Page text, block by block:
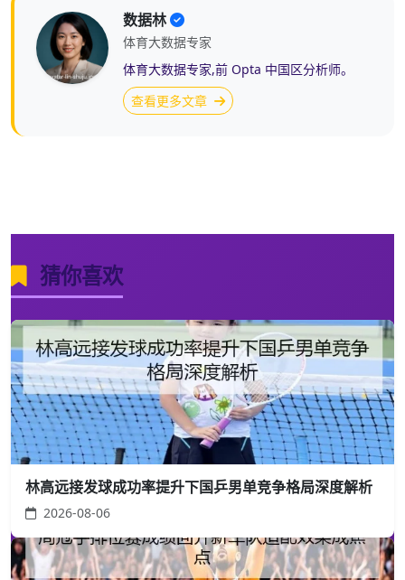
数据林
体育大数据专家
体育大数据专家,前 Opta 中国区分析师。
查看更多文章
猜你喜欢
林高远接发球成功率提升下国乒男单竞争格局深度解析
2026-08-06